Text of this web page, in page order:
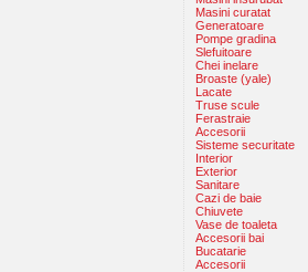
Masini curatat
Generatoare
Pompe gradina
Slefuitoare
Chei inelare
Broaste (yale)
Lacate
Truse scule
Ferastraie
Accesorii
Sisteme securitate
Interior
Exterior
Sanitare
Cazi de baie
Chiuvete
Vase de toaleta
Accesorii bai
Bucatarie
Accesorii